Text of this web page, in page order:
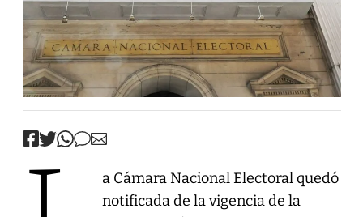
a Cámara Nacional Electoral quedó
notificada de la vigencia de la